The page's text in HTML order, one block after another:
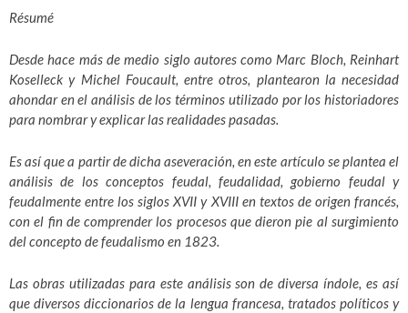
Résumé
Desde hace más de medio siglo autores como Marc Bloch, Reinhart
Koselleck y Michel Foucault, entre otros, plantearon la necesidad
ahondar en el análisis de los términos utilizado por los historiadores
para nombrar y explicar las realidades pasadas.
Es así que a partir de dicha aseveración, en este artículo se plantea el
análisis de los conceptos feudal, feudalidad, gobierno feudal y
feudalmente entre los siglos XVII y XVIII en textos de origen francés,
con el fin de comprender los procesos que dieron pie al surgimiento
del concepto de feudalismo en 1823.
Las obras utilizadas para este análisis son de diversa índole, es así
que diversos diccionarios de la lengua francesa, tratados políticos y